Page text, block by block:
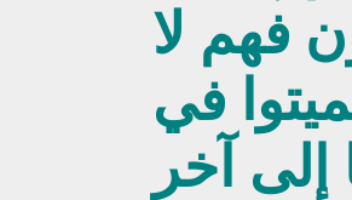
فهم لا
في
إلى آخر